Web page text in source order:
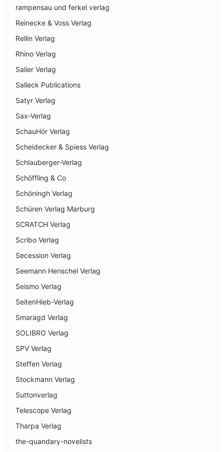
rampensau und ferkel verlag
Reinecke & Voss Verlag
Rellin Verlag
Rhino Verlag
Salier Verlag
Salleck Publications
Satyr Verlag
Sax-Verlag
SchauHör Verlag
Scheidecker & Spiess Verlag
Schlauberger-Verlag
Schöffling & Co
Schöningh Verlag
Schüren Verlag Marburg
SCRATCH Verlag
Scribo Verlag
Secession Verlag
Seemann Henschel Verlag
Seismo Verlag
SeitenHieb-Verlag
Smaragd Verlag
SOLIBRO Verlag
SPV Verlag
Steffen Verlag
Stockmann Verlag
Suttonverlag
Telescope Verlag
Tharpa Verlag
the-quandary-novelists